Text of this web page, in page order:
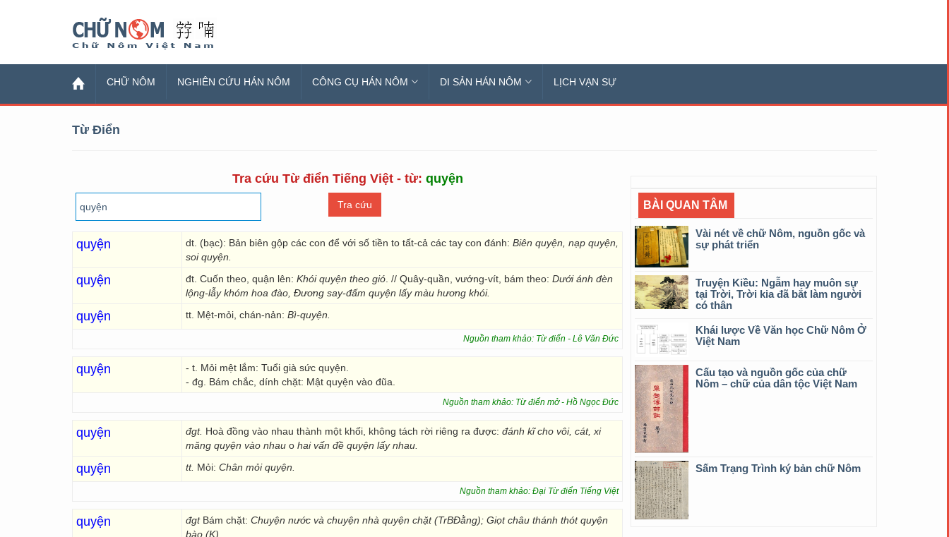
CHỮ NÔM NGHIÊN CỨU HÁN NÔM CÔNG CỤ HÁN NÔM DI SẢN HÁN NÔM LỊCH VẠN SỰ
Từ Điển
Tra cứu Từ điển Tiếng Việt - từ: quyện
quyện dt. (bạc): Bản biên gộp các con để với số tiền to tất-cả các tay con đánh: Biên quyện, nạp quyện,
soi quyện.
quyện đt. Cuốn theo, quận lên: Khói quyện theo gió . // Quây-quần, vướng-vít, bám theo: Dưới ánh đèn
lộng-lẫy khóm hoa đào, Đương say-đấm quyện lấy màu hương khói.
quyện tt. Mệt-mỏi, chán-nản: Bì-quyện.
Nguồn tham khảo: Từ điển - Lê Văn Đức
quyện
- t. Mỏi mệt lắm: Tuổi già sức quyện.
- đg. Bám chắc, dính chặt: Mật quyện vào đũa.
Nguồn tham khảo: Từ điển mở - Hồ Ngọc Đức
quyện đgt. Hoà đồng vào nhau thành một khối, không tách rời riêng ra được: đánh kĩ cho vôi, cát, xi
măng quyện vào nhau o hai vấn đề quyện lấy nhau.
quyện tt. Mỏi: Chân mỏi quyện.
Nguồn tham khảo: Đại Từ điển Tiếng Việt
quyện đgt Bám chặt: Chuyện nước và chuyện nhà quyện chặt (TrBĐằng); Giọt châu thánh thót quyện
bào (K).
BÀI QUAN TÂM
Vài nét về chữ Nôm, nguồn gốc và
sự phát triển
Truyện Kiều: Ngẫm hay muôn sự
tại Trời, Trời kia đã bắt làm người
có thân
Khái lược Về Văn học Chữ Nôm Ở
Việt Nam
Cấu tạo và nguồn gốc của chữ
Nôm – chữ của dân tộc Việt Nam
Sấm Trạng Trình ký bản chữ Nôm